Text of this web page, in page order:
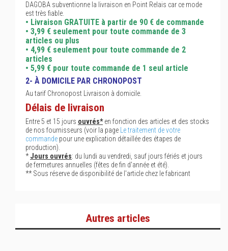
DAGOBA subventionne la livraison en Point Relais car ce mode
est très fiable.
• Livraison GRATUITE à partir de 90 € de commande
• 3,99 € seulement pour toute commande de 3
articles ou plus
• 4,99 € seulement pour toute commande de 2
articles
• 5,99 € pour toute commande de 1 seul article
2- À DOMICILE PAR CHRONOPOST
Au tarif Chronopost Livraison à domicile.
Délais de livraison
Entre 5 et 15 jours ouvrés*en fonction des articles et des stocks
de nos fournisseurs (voir la page
Le traitement de votre
commande pour une explication détaillée des étapes de
production).
*Jours ouvrés: du lundi au vendredi, sauf jours fériés et jours
de fermetures annuelles (fêtes de fin d'année et été).
** Sous réserve de disponibilité de l'article chez le fabricant
Autres articles